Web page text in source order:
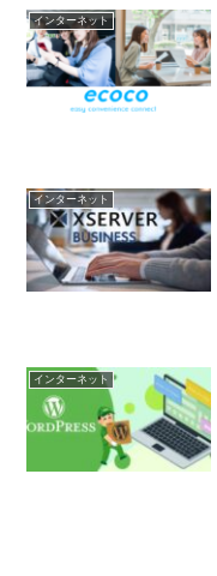
インターネット
インターネット
インターネット